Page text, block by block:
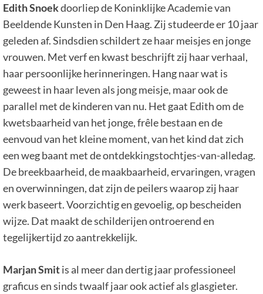
Edith Snoekdoorliep de Koninklijke Academie van
Beeldende Kunsten in Den Haag. Zij studeerde er 10 jaar
geleden af. Sindsdien schildert ze haar meisjes en jonge
vrouwen. Met verf en kwast beschrijft zij haar verhaal,
haar persoonlijke herinneringen. Hang naar wat is
geweest in haar leven als jong meisje, maar ook de
parallel met de kinderen van nu. Het gaat Edith om de
kwetsbaarheid van het jonge, frêle bestaan en de
eenvoud van het kleine moment, van het kind dat zich
een weg baant met de ontdekkingstochtjes-van-alledag.
De breekbaarheid, de maakbaarheid, ervaringen, vragen
en overwinningen, dat zijn de peilers waarop zij haar
werk baseert. Voorzichtig en gevoelig, op bescheiden
wijze. Dat maakt de schilderijen ontroerend en
tegelijkertijd zo aantrekkelijk.
Marjan Smitis al meer dan dertig jaar professioneel
graficus en sinds twaalf jaar ook actief als glasgieter.